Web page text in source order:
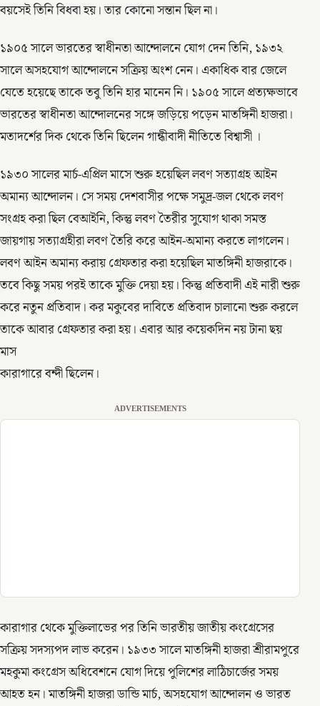
বয়সেই তিনি বিধবা হয়। তার কোনো সন্তান ছিল না।
১৯০৫ সালে ভারতের স্বাধীনতা আন্দোলনে যোগ দেন তিনি, ১৯৩২
সালে অসহযোগ আন্দোলনে সক্রিয় অংশ নেন। একাধিক বার জেলে
যেতে হয়েছে তাকে তবু তিনি হার মানেন নি। ১৯০৫ সালে প্রত্যক্ষভাবে
ভারতের স্বাধীনতা আন্দোলনের সঙ্গে জড়িয়ে পড়েন মাতঙ্গিনী হাজরা।
মতাদর্শের দিক থেকে তিনি ছিলেন গান্ধীবাদী নীতিতে বিশ্বাসী ।
১৯৩০ সালের মার্চ-এপ্রিল মাসে শুরু হয়েছিল লবণ সত্যাগ্রহ আইন
অমান্য আন্দোলন। সে সময় দেশবাসীর পক্ষে সমুদ্র-জল থেকে লবণ
সংগ্রহ করা ছিল বেআইনি, কিন্তু লবণ তৈরীর সুযোগ থাকা সমস্ত
জায়গায় সত্যাগ্রহীরা লবণ তৈরি করে আইন-অমান্য করতে লাগলেন।
লবণ আইন অমান্য করায় গ্রেফতার করা হয়েছিল মাতঙ্গিনী হাজরাকে।
তবে কিছু সময় পরই তাকে মুক্তি দেয়া হয়। কিন্তু প্রতিবাদী এই নারী শুরু
করে নতুন প্রতিবাদ। কর মকুবের দাবিতে প্রতিবাদ চালানো শুরু করলে
তাকে আবার গ্রেফতার করা হয়। এবার আর কয়েকদিন নয় টানা ছয়
মাস
কারাগারে বন্দী ছিলেন।
ADVERTISEMENTS
কারাগার থেকে মুক্তিলাভের পর তিনি ভারতীয় জাতীয় কংগ্রেসের
সক্রিয় সদস্যপদ লাভ করেন। ১৯৩৩ সালে মাতঙ্গিনী হাজরা শ্রীরামপুরে
মহকুমা কংগ্রেস অধিবেশনে যোগ দিয়ে পুলিশের লাঠিচার্জের সময়
আহত হন। মাতঙ্গিনী হাজরা ডান্ডি মার্চ, অসহযোগ আন্দোলন ও ভারত